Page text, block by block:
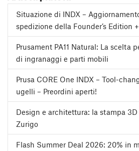
Situazione di INDX –
spedizione della Founder’s Edition
Prusament PA11 Natural: La scelta
di ingranaggi e parti mobili
Prusa CORE One INDX – Tool-
ugelli – Preordini aperti!
Design e architettura: la stampa
Zurigo
Flash Summer Deal 2026: 20% in